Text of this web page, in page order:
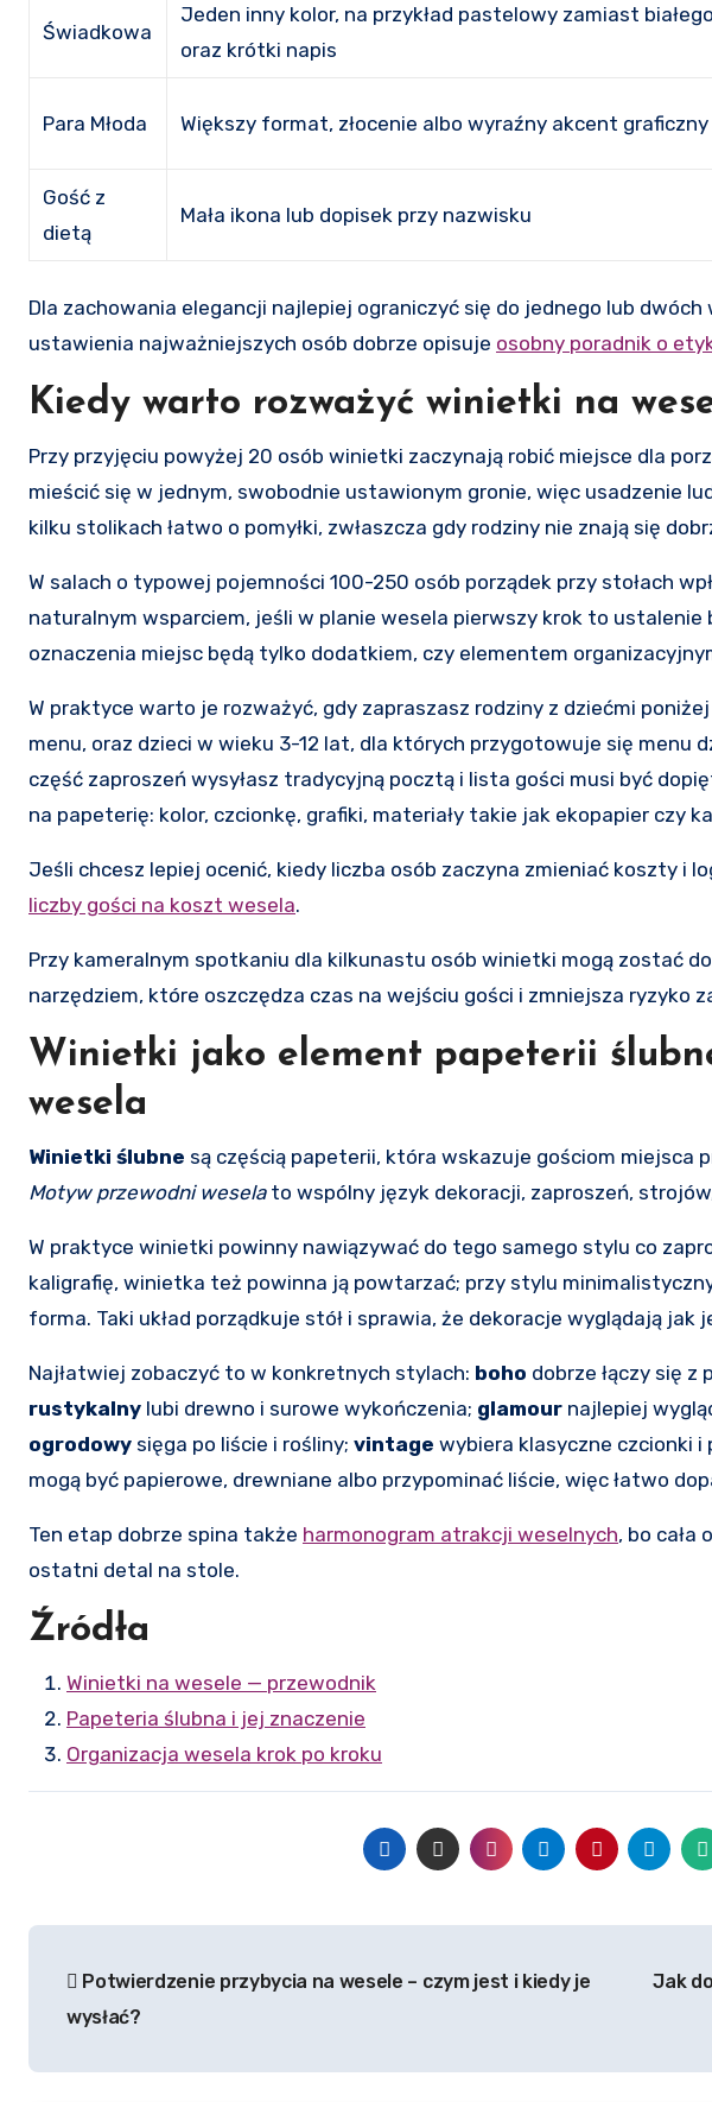
Świadkowa
Jeden inny kolor, na przykład pastelowy zamiast
oraz krótki napis
Para Młoda Większy format, złocenie albo wyraźny akcent graficzny
Gość z
dietą
Mała ikona lub dopisek przy nazwisku
Dla zachowania elegancji najlepiej ograniczyć się do jednego lub dwóch
ustawienia najważniejszych osób dobrze opisuje osobny poradnik o
Kiedy warto rozważyć winietki na
Przy przyjęciu powyżej 20 osób winietki zaczynają robić miejsce dla
mieścić się w jednym, swobodnie ustawionym gronie, więc usadzenie
kilku stolikach łatwo o pomyłki, zwłaszcza gdy rodziny nie znają się
W salach o typowej pojemności 100-250 osób porządek przy stołach
naturalnym wsparciem, jeśli w planie wesela pierwszy krok to ustalenie
oznaczenia miejsc będą tylko dodatkiem, czy elementem
W praktyce warto je rozważyć, gdy zapraszasz rodziny z dziećmi
menu, oraz dzieci w wieku 3-12 lat, dla których przygotowuje się menu
część zaproszeń wysyłasz tradycyjną pocztą i lista gości musi być
na papeterię: kolor, czcionkę, grafiki, materiały takie jak ekopapier czy
Jeśli chcesz lepiej ocenić, kiedy liczba osób zaczyna zmieniać koszty i
liczby gości na koszt wesela.
Przy kameralnym spotkaniu dla kilkunastu osób winietki mogą zostać
narzędziem, które oszczędza czas na wejściu gości i zmniejsza ryzyko
Winietki jako element papeterii
wesela
Winietki ślubne są częścią papeterii, która wskazuje gościom miejsca
Motyw przewodni weselato wspólny język dekoracji, zaproszeń,
W praktyce winietki powinny nawiązywać do tego samego stylu co
kaligrafię, winietka też powinna ją powtarzać; przy stylu
forma. Taki układ porządkuje stół i sprawia, że dekoracje wyglądają jak
Najłatwiej zobaczyć to w konkretnych stylach: boho dobrze łączy się
rustykalny lubi drewno i surowe wykończenia; glamour najlepiej
ogrodowy sięga po liście i rośliny; vintage wybiera klasyczne czcionki
mogą być papierowe, drewniane albo przypominać liście, więc łatwo
Ten etap dobrze spina także harmonogram atrakcji weselnych, bo cała
ostatni detal na stole.
Źródła
Winietki na wesele — przewodnik
Papeteria ślubna i jej znaczenie
Organizacja wesela krok po kroku
wpisu
Potwierdzenie przybycia na wesele – czym jest i kiedy je
wysłać?
Jak